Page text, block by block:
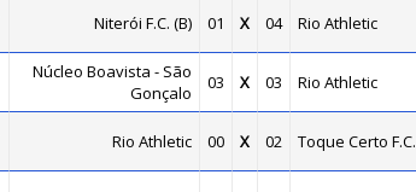
Niterói F.C. (B) 01 X 04 Rio Athletic
Núcleo Boavista - São
Gonçalo
03 X 03 Rio Athletic
Rio Athletic 00 X 02 Toque Certo F.C.